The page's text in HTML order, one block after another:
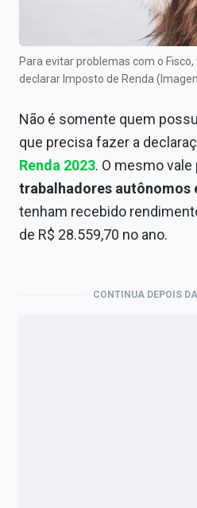
Central de Fundos Imobiliários
Central dos IPOs
Renda Fixa
Finanças Pessoais
Mercados
Economia
Empresas
Para evitar problemas com o
declarar Imposto de Renda
Não é somente quem
que precisa fazer a
Renda 2023. O mesmo vale
trabalhadores autônomos
tenham recebido
de R$ 28.559,70 no ano.
CONTINUA DEPOIS